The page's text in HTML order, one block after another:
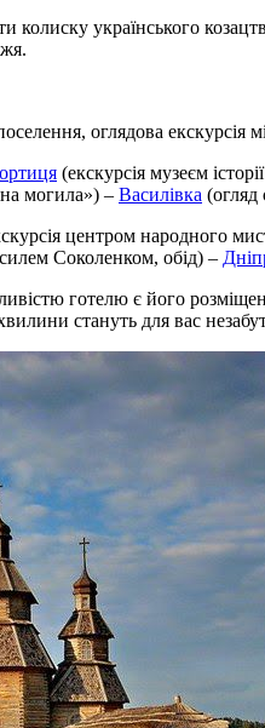
колиску українського
оглядова
(екскурсія музеєм
могила») – Василівка (огляд
центром народного
Соколенком, обід) –
готелю є його
стануть для вас